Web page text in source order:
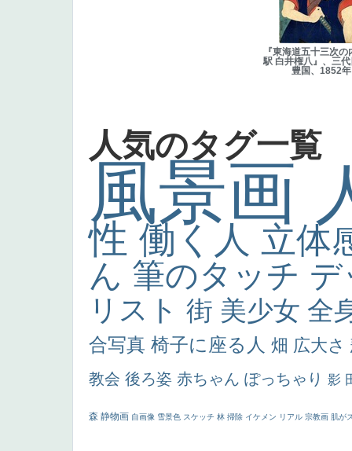
『東海道五十三次の
駅 白井権八』、三
豊国、1852年
人気のタグ一覧
風景画
性 働く人 立体
ん 筆のタッチ
リスト 街 美少女 全
合写真 椅子に座る人 畑 広大さ
教会 後ろ姿 赤ちゃん ぽっちゃり 影
森 静物画 自画像 雪景色 スケッチ 林 掃除 イケメン リアル 宗教画 肌が